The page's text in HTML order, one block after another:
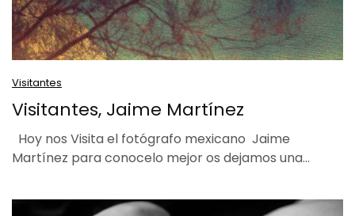
Visitantes
Visitantes, Jaime Martínez
Hoy nos Visita el fotógrafo mexicano Jaime
Martínez para conocelo mejor os dejamos una…